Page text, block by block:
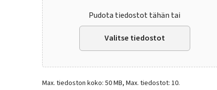
Pudota tiedostot tähän tai
Valitse tiedostot
Max. tiedoston koko: 50 MB, Max. tiedostot: 10.